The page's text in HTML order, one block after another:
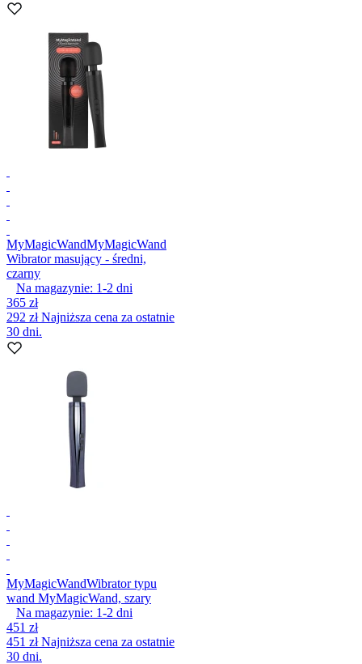
MyMagicWandMyMagicWand
Wibrator masujący - średni,
czarny
Na magazynie: 1-2 dni
365 zł
292 złNajniższa cena za ostatnie
30 dni.
MyMagicWandWibrator typu
wand MyMagicWand, szary
Na magazynie: 1-2 dni
451 zł
451 złNajniższa cena za ostatnie
30 dni.